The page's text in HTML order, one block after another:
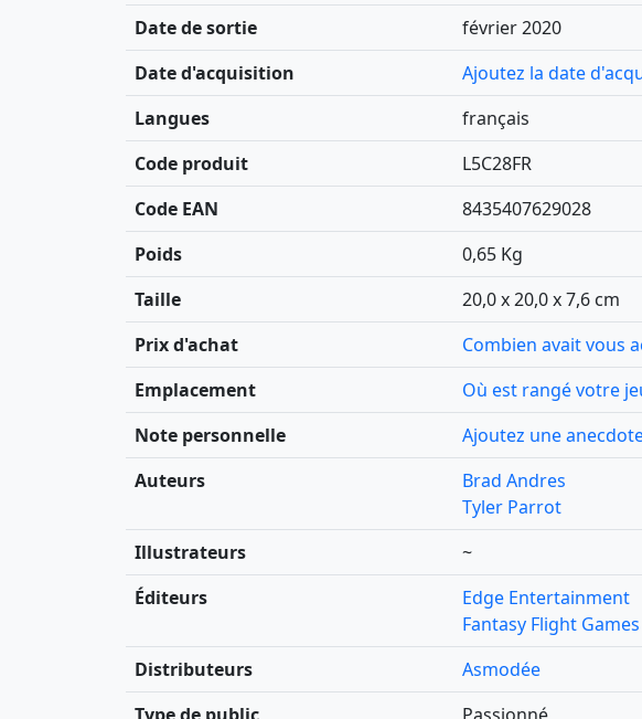
Date de sortie
février 2020
Date d'acquisition
Ajoutez la date
Langues
français
Code produit
L5C28FR
Code EAN
8435407629028
Poids
0,65 Kg
Taille
20,0 x 20,0 x 7,6 cm
Prix d'achat
Combien avait vous
Emplacement
Où est rangé votre
Note personnelle
Ajoutez une
Auteurs
Brad Andres
Tyler Parrot
Illustrateurs
~
Éditeurs
Edge Entertainment
Fantasy Flight Games
Distributeurs
Asmodée